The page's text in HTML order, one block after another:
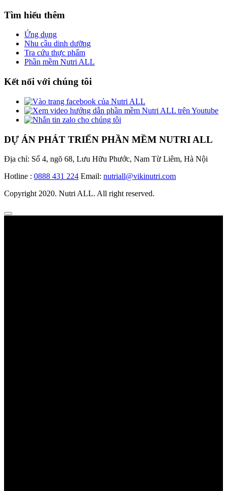
Tìm hiểu thêm
Ứng dụng
Nhu cầu dinh dưỡng
Tra cứu thực phẩm
Phần mềm Nutri ALL
Kết nối với chúng tôi
DỰ ÁN PHÁT TRIỂN PHẦN MỀM NUTRI ALL
Địa chỉ: Số 4, ngõ 68, Lưu Hữu Phước, Nam Từ Liêm, Hà Nội
Hotline : 0888 431 224 Email: nutriall@vikinutri.com
Copyright 2020. Nutri ALL. All right reserved.